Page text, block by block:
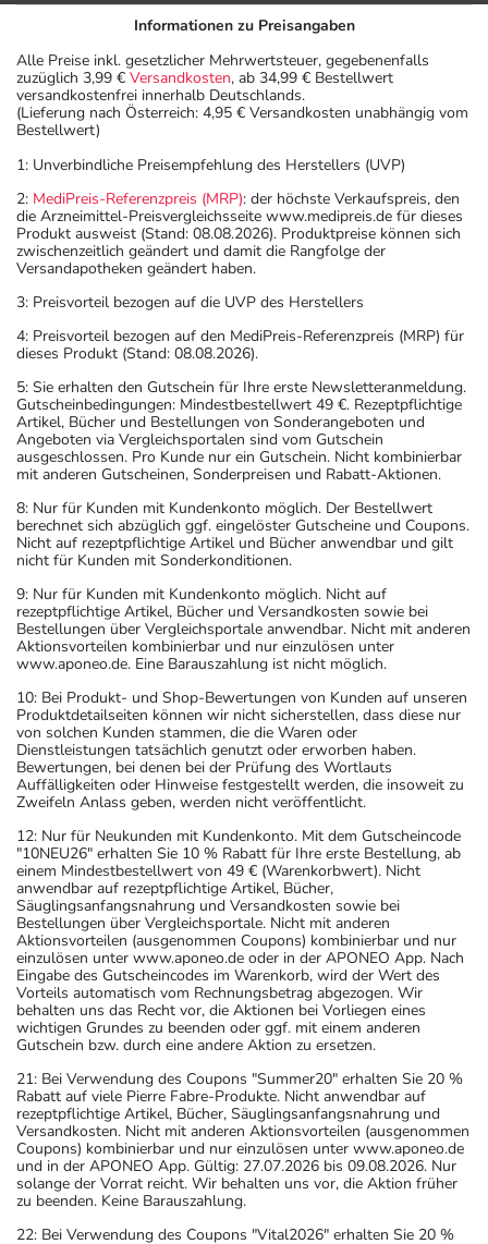
Aufbewahrung
Aufbewahrung
Das Arzneimittel muss im Dunkeln (z.B. im Umkarton)
aufbewahrt werden.
Wichtige Hinweise
Was sollten Sie beachten?
- Vorsicht: Das Reaktionsvermögen kann auch bei
bestimmungsgemäßem Gebrauch beeinträchtigt sein.
Achten Sie vor allem darauf, wenn Sie am Straßenverkehr
teilnehmen oder Maschinen (auch im Haushalt) bedienen,
mit denen Sie sich verletzen können.
- Vorsicht: Vermeiden Sie die Einnahme von Alkohol.
- Die Wirkung der Anti-Baby-Pille kann durch das
Arzneimittel beeinträchtigt werden. Für die Dauer der
Einnahme sollten Sie deshalb zusätzliche Maßnahmen zur
Empfängnisverhütung treffen.
- Der Urin kann verfärbt werden.
- Vorsicht bei Allergie gegen die Antiinfektiva
Nitrofurantoin und Nifursol (E-Nummer E 769)!
- Vorsicht bei Allergie gegen Maisstärke!
- Vorsicht bei einer Unverträglichkeit gegenüber Lactose.
Wenn Sie eine Diabetes-Diät einhalten müssen, sollten
Sie den Zuckergehalt berücksichtigen.
- Es kann Arzneimittel geben, mit denen
Wechselwirkungen auftreten. Sie sollten deswegen
generell vor der Behandlung mit einem neuen
Arzneimittel jedes andere, das Sie bereits anwenden,
dem Arzt oder Apotheker angeben. Das gilt auch für
Arzneimittel, die Sie selbst kaufen, nur gelegentlich
anwenden oder deren Anwendung schon einige Zeit
zurückliegt.
Bitte verwenden Sie dieses Arzneimittel nicht mehr nach
dem auf der Packung oder der Umverpackung
angegebenen Verfallsdatum. Das Verfallsdatum bezieht
sich auf den letzten Tag des angegebenen Monats.
Informationen zu Preisangaben
Alle Preise inkl. gesetzlicher Mehrwertsteuer, gegebenenfalls
zuzüglich 3,99 € Versandkosten, ab 34,99 € Bestellwert
versandkostenfrei innerhalb Deutschlands.
(Lieferung nach Österreich: 4,95 € Versandkosten unabhängig vom
Bestellwert)
1: Unverbindliche Preisempfehlung des Herstellers (UVP)
2: MediPreis-Referenzpreis (MRP): der höchste Verkaufspreis, den
die Arzneimittel-Preisvergleichsseite www.medipreis.de für dieses
Produkt ausweist (Stand: 08.08.2026). Produktpreise können sich
zwischenzeitlich geändert und damit die Rangfolge der
Versandapotheken geändert haben.
3: Preisvorteil bezogen auf die UVP des Herstellers
4: Preisvorteil bezogen auf den MediPreis-Referenzpreis (MRP) für
dieses Produkt (Stand: 08.08.2026).
5: Sie erhalten den Gutschein für Ihre erste Newsletteranmeldung.
Gutscheinbedingungen: Mindestbestellwert 49 €. Rezeptpflichtige
Artikel, Bücher und Bestellungen von Sonderangeboten und
Angeboten via Vergleichsportalen sind vom Gutschein
ausgeschlossen. Pro Kunde nur ein Gutschein. Nicht kombinierbar
mit anderen Gutscheinen, Sonderpreisen und Rabatt-Aktionen.
8: Nur für Kunden mit Kundenkonto möglich. Der Bestellwert
berechnet sich abzüglich ggf. eingelöster Gutscheine und Coupons.
Nicht auf rezeptpflichtige Artikel und Bücher anwendbar und gilt
nicht für Kunden mit Sonderkonditionen.
9: Nur für Kunden mit Kundenkonto möglich. Nicht auf
rezeptpflichtige Artikel, Bücher und Versandkosten sowie bei
Bestellungen über Vergleichsportale anwendbar. Nicht mit anderen
Aktionsvorteilen kombinierbar und nur einzulösen unter
www.aponeo.de. Eine Barauszahlung ist nicht möglich.
10: Bei Produkt- und Shop-Bewertungen von Kunden auf unseren
Produktdetailseiten können wir nicht sicherstellen, dass diese nur
von solchen Kunden stammen, die die Waren oder
Dienstleistungen tatsächlich genutzt oder erworben haben.
Bewertungen, bei denen bei der Prüfung des Wortlauts
Auffälligkeiten oder Hinweise festgestellt werden, die insoweit zu
Zweifeln Anlass geben, werden nicht veröffentlicht.
12: Nur für Neukunden mit Kundenkonto. Mit dem Gutscheincode
"10NEU26" erhalten Sie 10 % Rabatt für Ihre erste Bestellung, ab
einem Mindestbestellwert von 49 € (Warenkorbwert). Nicht
anwendbar auf rezeptpflichtige Artikel, Bücher,
Säuglingsanfangsnahrung und Versandkosten sowie bei
Bestellungen über Vergleichsportale. Nicht mit anderen
Aktionsvorteilen (ausgenommen Coupons) kombinierbar und nur
einzulösen unter www.aponeo.de oder in der APONEO App. Nach
Eingabe des Gutscheincodes im Warenkorb, wird der Wert des
Vorteils automatisch vom Rechnungsbetrag abgezogen. Wir
behalten uns das Recht vor, die Aktionen bei Vorliegen eines
wichtigen Grundes zu beenden oder ggf. mit einem anderen
Gutschein bzw. durch eine andere Aktion zu ersetzen.
21: Bei Verwendung des Coupons "Summer20" erhalten Sie 20 %
Rabatt auf viele Pierre Fabre-Produkte. Nicht anwendbar auf
rezeptpflichtige Artikel, Bücher, Säuglingsanfangsnahrung und
Versandkosten. Nicht mit anderen Aktionsvorteilen (ausgenommen
Coupons) kombinierbar und nur einzulösen unter www.aponeo.de
und in der APONEO App. Gültig: 27.07.2026 bis 09.08.2026. Nur
solange der Vorrat reicht. Wir behalten uns vor, die Aktion früher
zu beenden. Keine Barauszahlung.
22: Bei Verwendung des Coupons "Vital2026" erhalten Sie 20 %